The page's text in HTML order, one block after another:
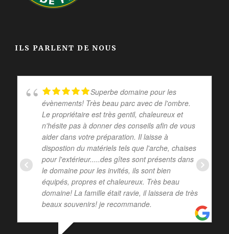
ILS PARLENT DE NOUS
Superbe domaine pour les
évènements! Très beau parc avec de l'ombre.
Le propriétaire est très gentil, chaleureux et
n'hésite pas à donner des conseils afin de vous
aider dans votre préparation. Il laisse à
dispostion du matériels tels que l'arche, chaises
pour l'extérieur.....des gîtes sont présents dans
le domaine pour les invités, ils sont bien
équipés, propres et chaleureux. Très beau
domaine! La famille était ravie, il laissera de très
beaux souvenirs! je recommande.